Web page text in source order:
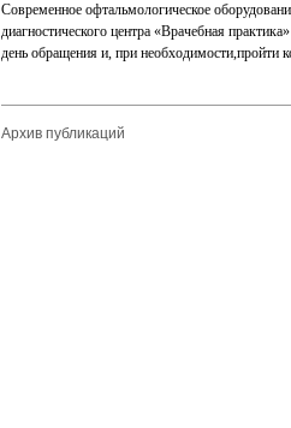
Современное офтальмологическое
диагностического центра «Врачебная
день обращения и, при необходимости,пройти
Архив публикаций